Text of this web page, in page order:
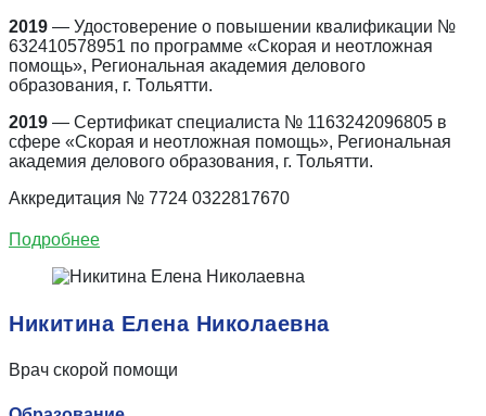
2019 — Удостоверение о повышении квалификации №
632410578951 по программе «Скорая и неотложная
помощь», Региональная академия делового
образования, г. Тольятти.
2019 — Сертификат специалиста № 1163242096805 в
сфере «Скорая и неотложная помощь», Региональная
академия делового образования, г. Тольятти.
Аккредитация № 7724 0322817670
Подробнее
Никитина Елена Николаевна
Врач скорой помощи